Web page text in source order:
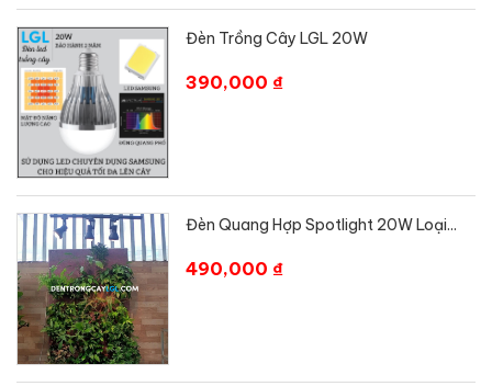
Đèn Trồng Cây LGL 20W
390,000 ₫
Đèn Quang Hợp Spotlight 20W Loại...
490,000 ₫